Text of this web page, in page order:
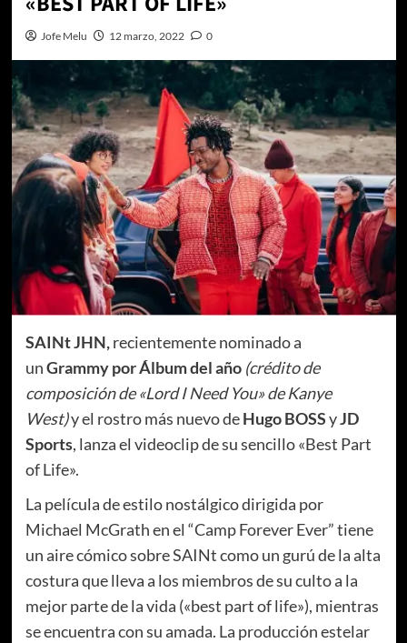
Jofe Melu 12 marzo, 2022 0
SAINt JHN,recientemente nominado a
unGrammy por Álbum del año (crédito de
composición de «Lord I Need You» de Kanye
West)y el rostro más nuevo deHugo BOSSyJD
Sports, lanza el videoclip de su sencillo «Best Part
of Life».
La película de estilo nostálgico dirigida por
Michael McGrath en el “Camp Forever Ever” tiene
un aire cómico sobre SAINt como un gurú de la alta
costura que lleva a los miembros de su culto a la
mejor parte de la vida («best part of life»), mientras
se encuentra con su amada. La producción estelar